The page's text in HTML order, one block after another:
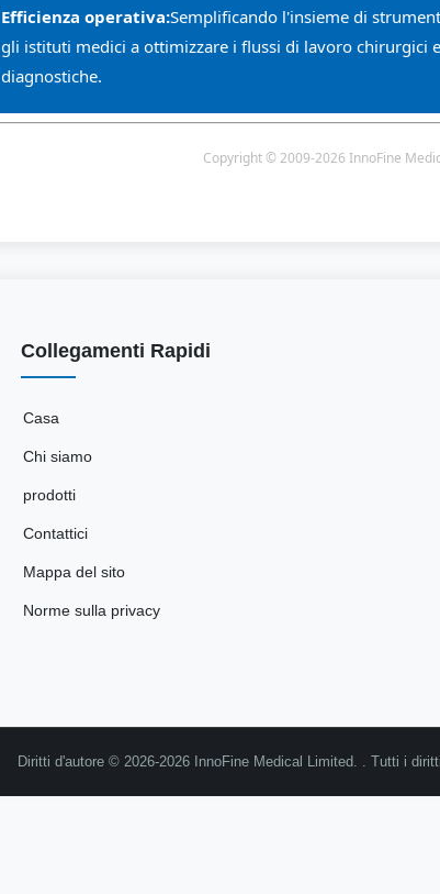
Efficienza operativa:Semplificando l'insieme di
gli istituti medici a ottimizzare i flussi di lavoro chirurgici
diagnostiche.
Copyright © 2009-2026 InnoFine
Collegamenti Rapidi
Casa
Chi siamo
prodotti
Contattici
Mappa del sito
Norme sulla privacy
Diritti d'autore © 2026-2026 InnoFine Medical Limited. . Tutti i